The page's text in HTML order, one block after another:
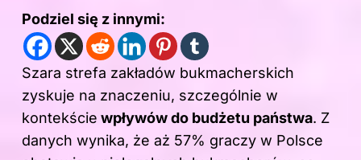
Podziel się z innymi:
Szara strefa zakładów bukmacherskich
zyskuje na znaczeniu, szczególnie w
kontekście wpływów do budżetu państwa. Z
danych wynika, że aż 57% graczy w Polsce